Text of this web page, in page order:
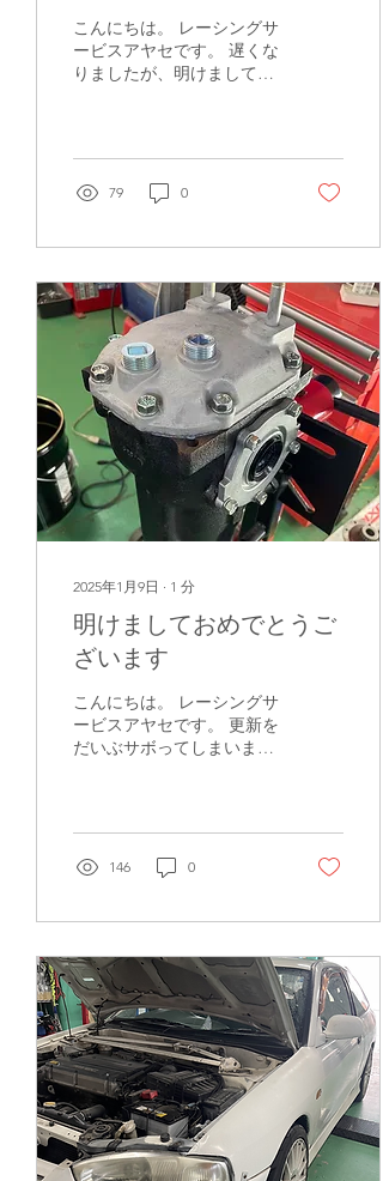
こんにちは。 レーシングサ
ービスアヤセです。 遅くな
りましたが、明けましてお
りがとうございます。 お待
たせしてしまっているお客
様もいらっしゃいますが、
ます。 作業依頼、お見積も
り、随時受付中です。 お返
事にお時間を頂く場合もあ
りますがご安心ください。
タイヤ交換、オイル交換か
らエンジン、ミッション、
デフの作業まで、なんでも
お任せください‼️
79 0
2025年1月9日 ∙ 1 分
明けましておめでとうご
ざいます
こんにちは。 レーシングサ
ービスアヤセです。 更新を
だいぶサボってしまいまし
らレガシィのデフを組んで
いました。 作業の内容はイ
ンスタグラムにて随時更新
ご覧ください。...
146 0